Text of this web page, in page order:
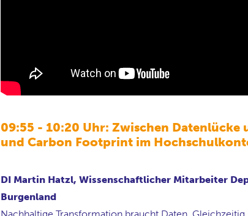
09:55 - 10:20 Uhr: Zwischen Datenlücke
und Carbon Footprint im
DI Martin Hatzl, Wissenschaftlicher Mitarbeiter
Burgenland